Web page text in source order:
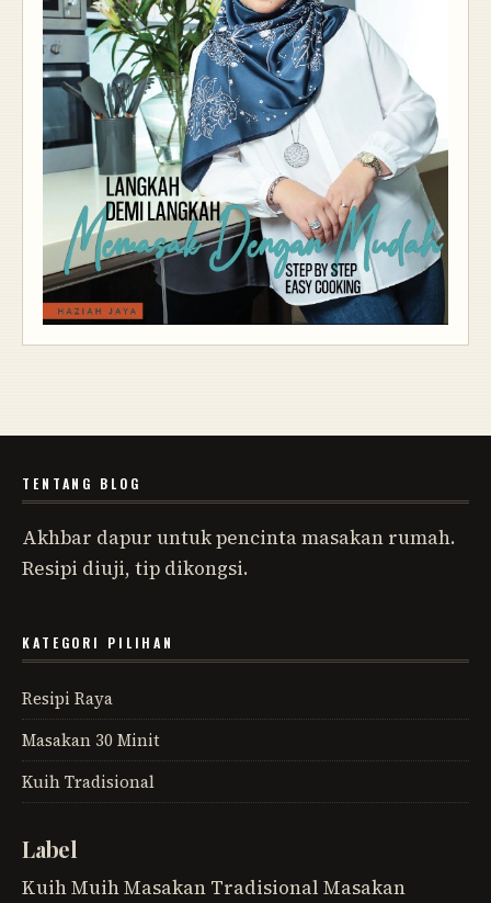
TENTANG BLOG
Akhbar dapur untuk pencinta masakan rumah.
Resipi diuji, tip dikongsi.
KATEGORI PILIHAN
Resipi Raya
Masakan 30 Minit
Kuih Tradisional
Label
Kuih MuihMasakan Tradisional Masakan